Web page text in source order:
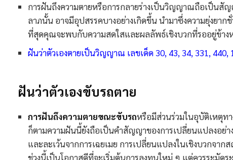
การฝันถึงความตายหรือการกลายร่างเป็นวิญญาณถือเป็นสั
ลาภนั้น อาจมีอุปสรรคบางอย่างเกิดขึ้น นำมาซึ่งความยุ่งยา
ที่สุดคุณจะพบกับความสดใสและผลลัพธ์เชิงบวกที่รออยู่ข้าง
ฝันว่าตัวเองตายเป็นวิญญาณ เลขเด็ด 30, 43, 34, 331, 440,
ฝันว่าตัวเองขับรถตาย​
การฝันถึงความตายขณะขับรถหรือมีส่วนร่วมในอุบัติเหตุท
ก็ตามความฝันนี้ยังถือเป็นคำสัญญาของการเปลี่ยนแปลงอย่
และละเว้นจากการเฉยเมย การเปลี่ยนแปลงในเชิงบวกจ
ช่วงนี้เป็นโอกาสดีที่จะเริ่มต้นการลงทุนใหม่ ๆ แต่ควรระมัด